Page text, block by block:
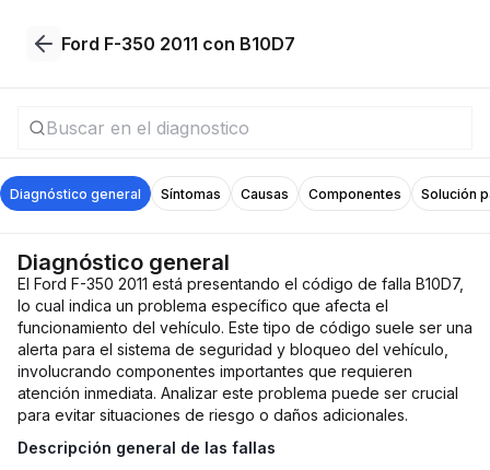
Ford F-350 2011 con B10D7
Diagnóstico general Síntomas Causas Componentes Solución
Diagnóstico general
El Ford F-350 2011 está presentando el código de falla B10D7,
lo cual indica un problema específico que afecta el
funcionamiento del vehículo. Este tipo de código suele ser una
alerta para el sistema de seguridad y bloqueo del vehículo,
involucrando componentes importantes que requieren
atención inmediata. Analizar este problema puede ser crucial
para evitar situaciones de riesgo o daños adicionales.
Descripción general de las fallas